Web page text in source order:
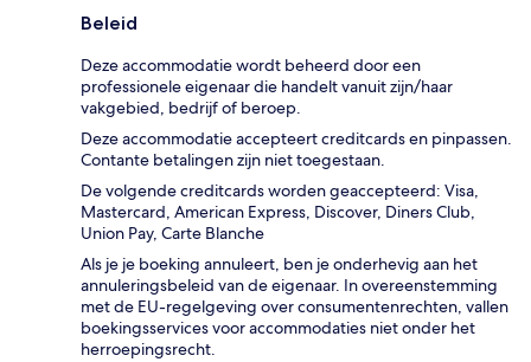
Beleid
Deze accommodatie wordt beheerd door een
professionele eigenaar die handelt vanuit zijn/haar
vakgebied, bedrijf of beroep.
Deze accommodatie accepteert creditcards en pinpassen.
Contante betalingen zijn niet toegestaan.
De volgende creditcards worden geaccepteerd: Visa,
Mastercard, American Express, Discover, Diners Club,
Union Pay, Carte Blanche
Als je je boeking annuleert, ben je onderhevig aan het
annuleringsbeleid van de eigenaar. In overeenstemming
met de EU-regelgeving over consumentenrechten, vallen
boekingsservices voor accommodaties niet onder het
herroepingsrecht.